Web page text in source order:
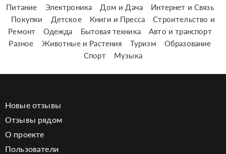
Питание
Электроника Дом и Дача
Интернет и Связь
Покупки
Детское Книги и Пресса
Строительство и
Ремонт
Одежда Бытовая техника
Авто и транспорт
Разное
Животные и Растения Туризм
Образование
Спорт
Музыка
Новые отзывы
Отзывы рядом
О проекте
Пользователи